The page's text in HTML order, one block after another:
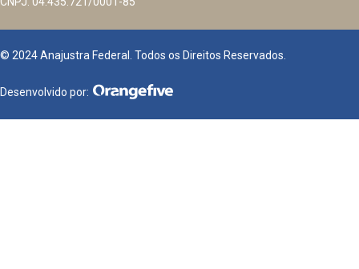
© 2024 Anajustra Federal. Todos os Direitos Reservados.
Desenvolvido por: